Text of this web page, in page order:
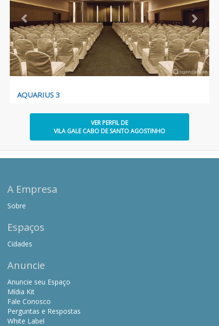
AQUARIUS 3
VER PERFIL DE
VILA GALE CABO DE SANTO AGOSTINHO
A Empresa
Sobre
Espaços
Cidades
Anuncie
Anuncie seu Espaço
Mídia Kit
Fale Conosco
Perguntas e Respostas
White Label